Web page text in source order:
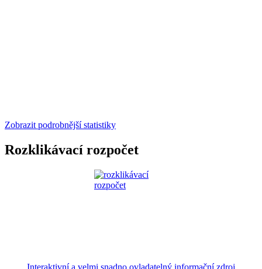
Zobrazit podrobnější statistiky
Rozklikávací rozpočet
Interaktivní a velmi snadno ovladatelný informační zdroj